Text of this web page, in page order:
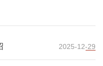
2025-12-29